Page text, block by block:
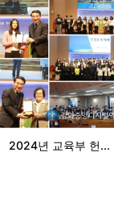
2024년 교육부 헌...